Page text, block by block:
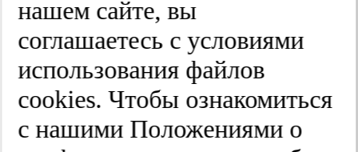
ено­гес­та.
Проб­ле­мы
реп­ро­дук­
нашем сайте, вы
соглашаетесь с условиями
использования файлов
cооkies. Чтобы ознакомиться
с нашими Положениями о